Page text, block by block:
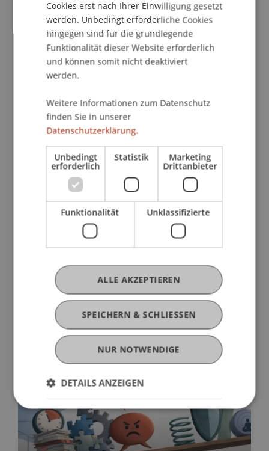
Intuition in Frage und wird in gemeinsamen
Forschungsprojekten zwischen der Universität
Liechtenstein und dem Finanzplatz Liechtenstein
untersucht. Dies unterstreicht die enge
Zusammenarbeit zwischen Wissenschaft und
Industrie.
Die Präsentation endete mit einer Fragerunde,
gefolgt von einem Networking-Apéro, bei dem die
Gespräche über die zukünftige Rolle der KI im
Investmentmanagement und in der Ausbildung
fortgesetzt wurden.
Wir danken allen Teilnehmern für ihr aktives
Engagement und der CFA Society Liechtenstein
für die Zusammenarbeit. Ein besonderer Dank
geht an Sebastian Stöckl für seine wertvollen
Mehr News
Cookies erst nach Ihrer Einwilligung gesetzt
werden. Unbedingt erforderliche Cookies
hingegen sind für die grundlegende
Funktionalität dieser Website erforderlich
und können somit nicht deaktiviert
werden.
Weitere Informationen zum Datenschutz
finden Sie in unserer
Datenschutzerklärung.
Unbedingt
erforderlich
Statistik Marketing
Drittanbieter
Funktionalität Unklassifizierte
SPEICHERN & SCHLIESSEN
ALLE AKZEPTIEREN
NUR NOTWENDIGE
DETAILS ANZEIGEN